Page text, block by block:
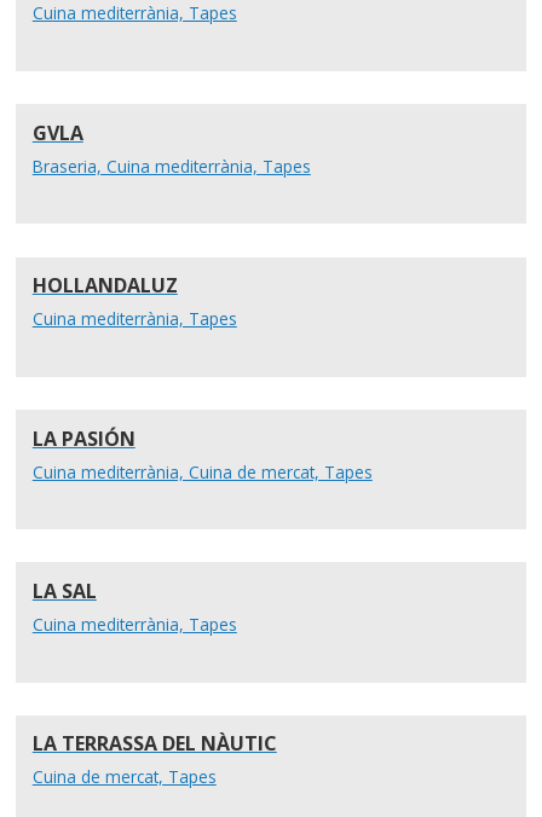
Cuina mediterrània, Tapes
GVLA
Braseria, Cuina mediterrània, Tapes
HOLLANDALUZ
Cuina mediterrània, Tapes
LA PASIÓN
Cuina mediterrània, Cuina de mercat, Tapes
LA SAL
Cuina mediterrània, Tapes
LA TERRASSA DEL NÀUTIC
Cuina de mercat, Tapes